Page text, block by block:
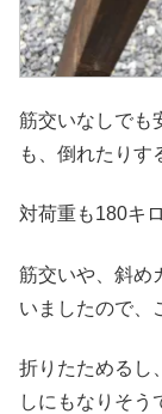
筋交いなしでも
も、倒れたりす
対荷重も180キ
筋交いや、斜め
いましたので、
折りたためるし
しにもなりそう